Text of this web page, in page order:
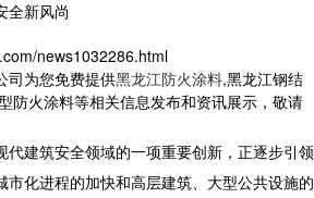
全新风尚
news1032286.html
司为您免费提供黑龙江防火涂料,黑龙江钢结
防火涂料等相关信息发布和资讯展示，敬请
代建筑安全领域的一项重要创新，正逐步引领
市化进程的加快和高层建筑、大型公共设施的